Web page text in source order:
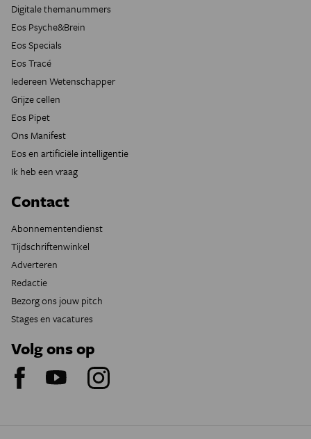
Digitale themanummers
Eos Psyche&Brein
Eos Specials
Eos Tracé
Iedereen Wetenschapper
Grijze cellen
Eos Pipet
Ons Manifest
Eos en artificiële intelligentie
Ik heb een vraag
Contact
Abonnementendienst
Tijdschriftenwinkel
Adverteren
Redactie
Bezorg ons jouw pitch
Stages en vacatures
Volg ons op